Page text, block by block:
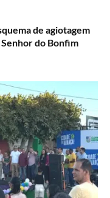
de agiotagem
do Bonfim